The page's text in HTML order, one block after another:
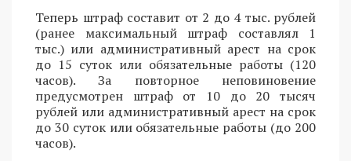
Теперь штраф составит от 2 до 4 тыс. рублей
(ранее максимальный штраф составлял 1
тыс.) или административный арест на срок
до 15 суток или обязательные работы (120
часов). За повторное неповиновение
предусмотрен штраф от 10 до 20 тысяч
рублей или административный арест на срок
до 30 суток или обязательные работы (до 200
часов).